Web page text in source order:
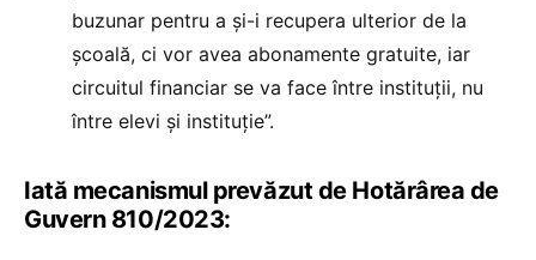
buzunar pentru a și-i recupera ulterior de la
școală, ci vor avea abonamente gratuite, iar
circuitul financiar se va face între instituții, nu
între elevi și instituție”.
Iată mecanismul prevăzut de Hotărârea de
Guvern 810/2023: